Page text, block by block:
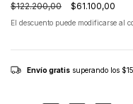
$122.200,00 $61.100,00
El descuento puede modificarse al
Envío gratis superando los